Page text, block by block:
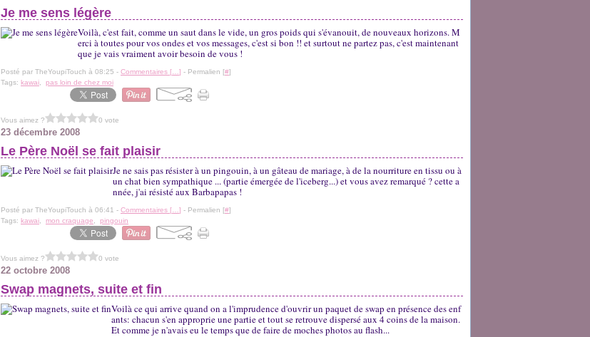
Je me sens légère
Voilà, c'est fait, comme un saut dans le vide, un gros poids qui s'évanouit, de nouveaux horizons. M
erci à toutes pour vos ondes et vos messages, c'est si bon !! et surtout ne partez pas, c'est maintenant
que je vais vraiment avoir besoin de vous !
Posté par TheYoupiTouch à 08:25 - Commentaires [ ] - Permalien [#]
Tags: kawai pas loin de chez moi
Vous aimez ? 0 vote
23 décembre 2008
Le Père Noël se fait plaisir
Je ne sais pas résister à un pingouin, à un gâteau de mariage, à de la nourriture en tissu ou à
un chat bien sympathique ... (partie émergée de l'iceberg...) et vous avez remarqué ? cette a
nnée, j'ai résisté aux Barbapapas !
Posté par TheYoupiTouch à 06:41 - Commentaires [ ] - Permalien [#]
Tags: kawai mon craquage pingouin
Vous aimez ? 0 vote
22 octobre 2008
Swap magnets, suite et fin
Voilà ce qui arrive quand on a l'imprudence d'ouvrir un paquet de swap en présence des enf
ants: chacun s'en approprie une partie et tout se retrouve dispersé aux 4 coins de la maison.
Et comme je n'avais eu le temps que de faire de moches photos au flash...